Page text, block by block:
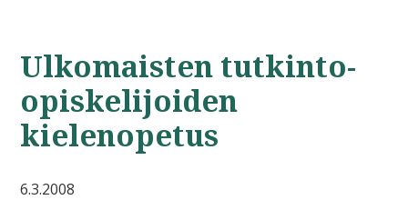
Ulkomaisten tutkinto-
opiskelijoiden
kielenopetus
6.3.2008